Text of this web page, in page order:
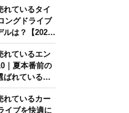
れているタイ
ングドライブ
ルは？【2026
れているエン
｜夏本番前の
ばれている人
年6月版】
れているカー
イブを快適に